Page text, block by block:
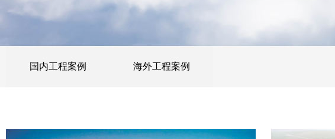
国内工程案例 海外工程案例